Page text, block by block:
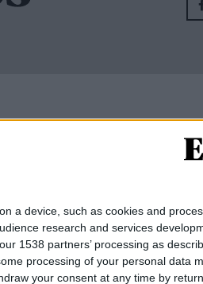
a device, such as cookies and
research and services
1538 partners’ processing as
processing of your personal data
your consent at any time by